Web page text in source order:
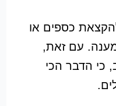
כספים או
מענה. עם זאת,
כי הדבר הכי